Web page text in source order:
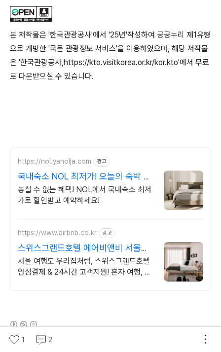
본 저작물은 '한국관광공사'에서 '25년'작성하여 공공누리 제1유형
으로 개방한 '국문 관광정보 서비스'을 이용하였으며, 해당 저작물
은 '한국관광공사,https://kto.visitkorea.or.kr/kor.kto'에서 무료
로 다운받으실 수 있습니다.
https://nol.yanolja.com 광고
국내숙소 NOL 최저가! 오늘의 숙박 핫
딜!
놓칠 수 없는 혜택! NOL에서 국내숙소 최저
가로 할인받고 예약하세요!
https://www.airbnb.co.kr 광고
스위스그랜드호텔 에어비앤비 서울에
서 살아보기
서울 여행도 우리집처럼, 스위스그랜드호텔
안심결제 & 24시간 고객지원! 혼자 여행, 신
1 2